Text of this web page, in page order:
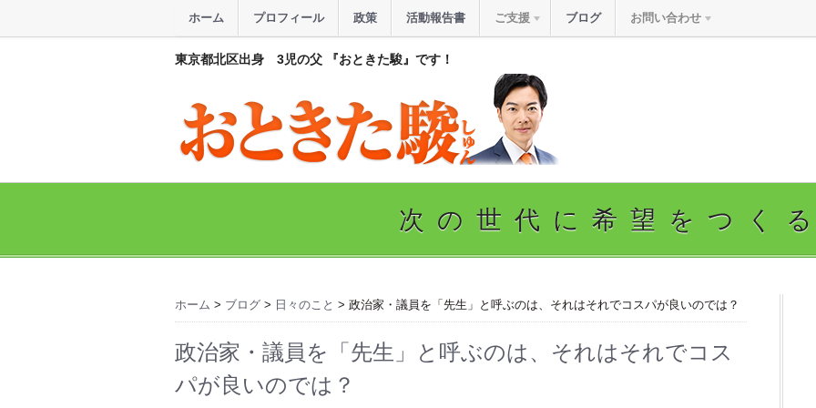
東京都北区出身 3児の父 『おときた駿』です！
ホーム プロフィール 政策 活動報告書 ご支援 ブログ お問い合わせ
次の世代に希望をつく
ホーム > ブログ > 日々のこと > 政治家・議員を「先生」と呼ぶのは、それはそれでコスパが良いのでは？
政治家・議員を「先生」と呼ぶのは、それはそれでコス
パが良いのでは？